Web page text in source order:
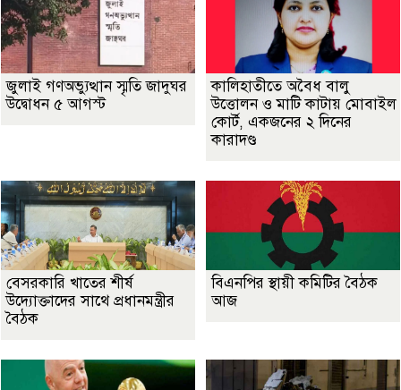
জুলাই গণঅভ্যুত্থান স্মৃতি জাদুঘর
উদ্বোধন ৫ আগস্ট
কালিহাতীতে অবৈধ বালু
উত্তোলন ও মাটি কাটায় মোবাইল
কোর্ট, একজনের ২ দিনের
কারাদণ্ড
বেসরকারি খাতের শীর্ষ
উদ্যোক্তাদের সাথে প্রধানমন্ত্রীর
বৈঠক
বিএনপির স্থায়ী কমিটির বৈঠক
আজ